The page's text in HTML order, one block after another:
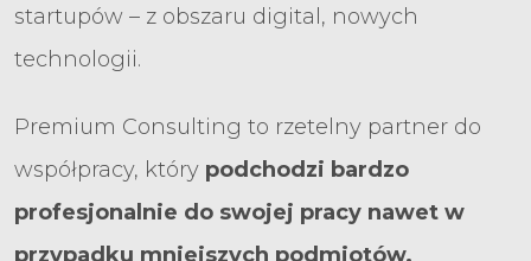
startupów – z obszaru digital, nowych
technologii.
Premium Consulting to rzetelny partner do
współpracy, który podchodzi bardzo
profesjonalnie do swojej pracy nawet w
przypadku mniejszych podmiotów.